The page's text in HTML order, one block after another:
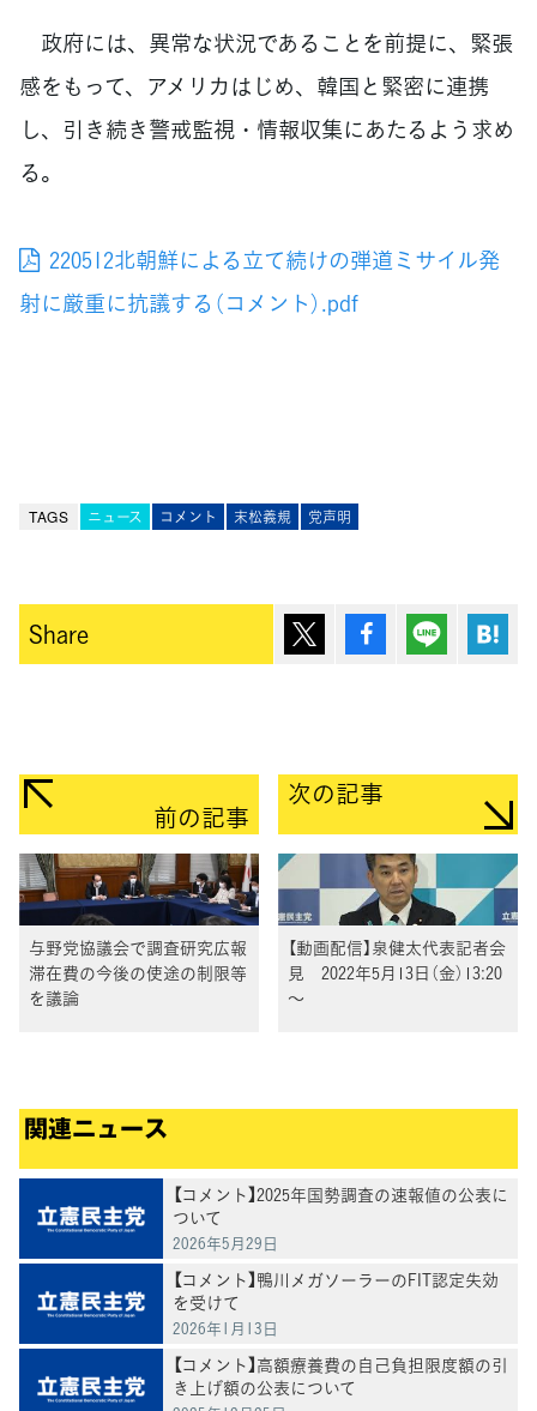
政府には、異常な状況であることを前提に、緊張
感をもって、アメリカはじめ、韓国と緊密に連携
し、引き続き警戒監視・情報収集にあたるよう求め
る。
220512北朝鮮による立て続けの弾道ミサイル発
射に厳重に抗議する（コメント）.pdf
TAGS ニュース コメント 末松義規 党声明
Share ポスト シェア Lineで送
前の記事
与野党協議会で調査研究広報
滞在費の今後の使途の制限等
を議論
次の記事
【動画配信】泉健太代表記者会
見 2022年5月13日（金）13:20
～
関連ニュース
【コメント】2025年国勢調査の速報値の公表に
ついて
2026年5月29日
【コメント】鴨川メガソーラーのFIT認定失効
を受けて
2026年1月13日
【コメント】高額療養費の自己負担限度額の引
き上げ額の公表について